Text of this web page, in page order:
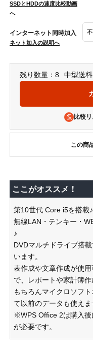
SSDとHDDの速度比較動画
へ
インターネット同時加入
ネット加入の説明へ
残り数量：8 中型送
比較
この商
ここがオススメ！
第10世代 Core i5を搭載♪
無線LAN・テンキー・
♪
DVDマルチドライブ搭
います。
表作成や文章作成が使
で、レポートや家計簿作
もちろんマイクロソフ
て以前のデータも使え
※WPS Office 2は購入
が必要です。